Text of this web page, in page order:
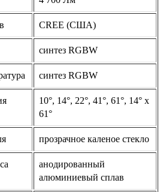
CREE (США)
синтез RGBW
синтез RGBW
10°, 14°, 22°, 41°, 61°, 14° x
61°
прозрачное каленое стекло
анодированный
алюминиевый сплав